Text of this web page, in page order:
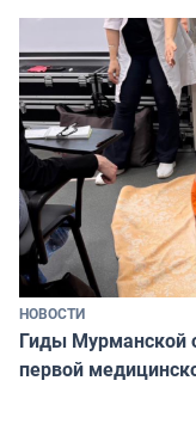
НОВОСТИ
Гиды Мурманской
первой